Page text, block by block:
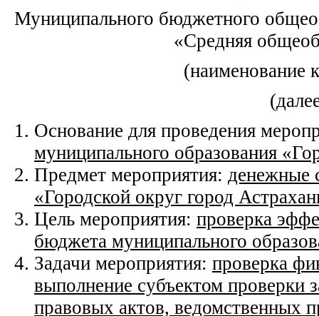
Муниципального бюджетного
«Средняя
(наименование
Основание для проведения
муниципального образования
Предмет мероприятия: денежные
«Городской округ город
Цель мероприятия: проверка
бюджета муниципального
Задачи мероприятия: проверка
выполнение субъектом проверки
правовых актов, ведомственных